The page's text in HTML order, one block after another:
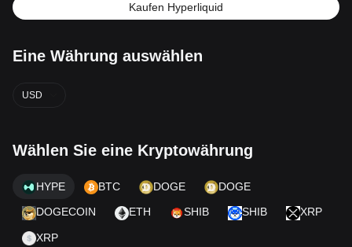
Kaufen Hyperliquid
Eine Währung auswählen
USD
Wählen Sie eine Kryptowährung
HYPE BTC DOGE DOGE
DOGECOIN ETH SHIB SHIB XRP
XRP